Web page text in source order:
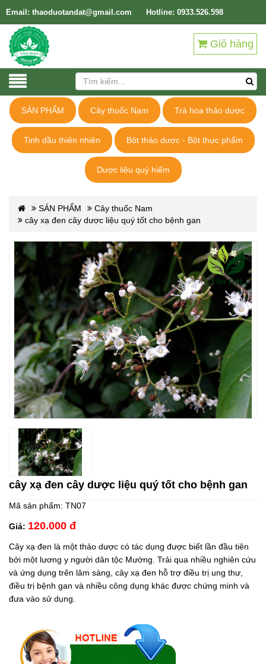
Email: thaoduotandat@gmail.com Hotline: 0933.526.598
Giỏ hàng
SẢN PHẨM Cây thuốc Nam Trà hoa thảo dược
Tinh dầu thiên nhiên Bột thảo dược - Bột thực phẩm
Dược liệu quý hiếm
SẢN PHẨM
Cây thuốc Nam
cây xạ đen cây dược liệu quý tốt cho bệnh gan
cây xạ đen cây dược liệu quý tốt cho bệnh gan
Mã sản phẩm: TN07
Giá: 120.000 đ
Cây xạ đen là một thảo dược có tác dụng được biết lần đầu tiên
bởi một lương y người dân tộc Mường. Trải qua nhiều nghiên cứu
và ứng dụng trên lâm sàng, cây xạ đen hỗ trợ điều trị ung thư,
điều trị bệnh gan và nhiều công dụng khác được chứng minh và
đưa vào sử dụng.